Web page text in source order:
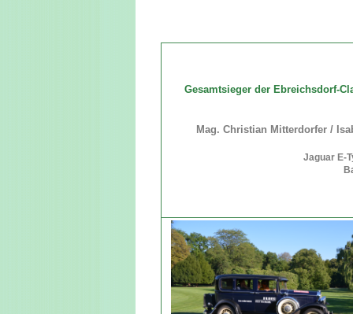
Gesamtsieger der Ebreichsdorf-
Mag. Christian Mitterdorfer /
Jaguar E-